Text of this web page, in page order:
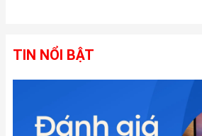
iPad Pro 2021 là dòng máy tính bảng cao
TIN NỔI BẬT